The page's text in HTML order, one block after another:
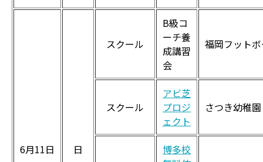
6月11日 日
スクール
B級コ
ーチ養
成講習
会
福岡フット
スクール
アビ芝
プロジ
ェクト
さつき幼稚園
博多校